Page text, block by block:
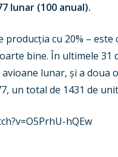
lunar (100 anual).
producția cu 20% –
bine. În ultimele
avioane lunar, și a
un total de 1431 de
hQEw